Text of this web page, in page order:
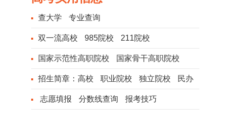
查大学 专业查询
双一流高校 985院校 211院校
国家示范性高职院校 国家骨干高职院校
招生简章： 高校 职业院校 独立院校 民办
院校志愿填报 分数线查询 报考技巧